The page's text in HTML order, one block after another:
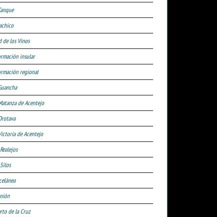
de los Vinos
insular
regional
de Acentejo
de Acentejo
de la Cruz